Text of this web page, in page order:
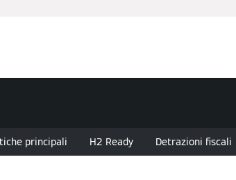
principali H2 Ready Detrazioni fiscali